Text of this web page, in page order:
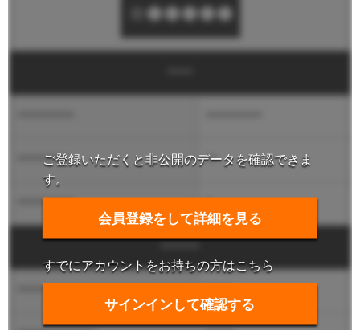
ご登録いただくと非公開のデータを確認できま
す。
会員登録をして詳細を見る
すでにアカウントをお持ちの方はこちら
サインインして確認する
********* **
**********